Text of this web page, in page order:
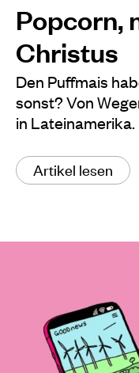
Popcorn,
Christus
Den Puffmais
sonst? Von
in Lateinamerika.
Artikel lesen